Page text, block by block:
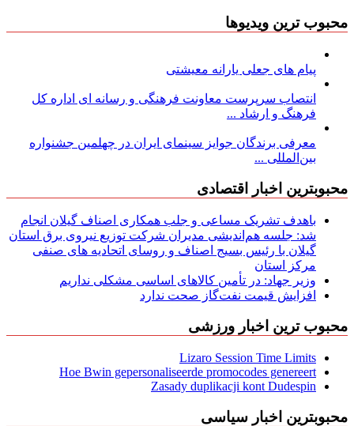
محبوب ترین ویدیوها
پیام های جعلی یارانه معیشتی
انتصاب سرپرست معاونت فرهنگی و رسانه ای اداره کل
فرهنگ و ارشاد ...
معرفی برندگان جوایز سینمای ایران در چهلمین جشنواره
بین‌المللی ...
محبوبترین اخبار اقتصادی
باهدف تشریک مساعی و جلب همکاری اصناف گیلان انجام
شد: جلسه هم‌اندیشی مدیران شركت توزیع نیروی برق استان
گیلان با رئیس بسیج اصناف و روسای اتحادیه های صنفی
مركز استان
وزیر جهاد: در تأمین کالاهای اساسی مشکلی نداریم
افزایش قیمت نفت‌گاز صحت ندارد
محبوب ترین اخبار ورزشی
Lizaro Session Time Limits
Hoe Bwin gepersonaliseerde promocodes genereert
Zasady duplikacji kont Dudespin
محبوبترین اخبار سیاسی